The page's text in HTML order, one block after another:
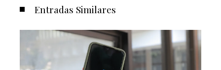
Entradas Similares